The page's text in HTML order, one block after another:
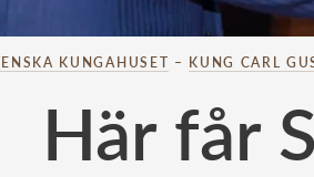
KUNGAHUSET – KUNG CARL
Här får